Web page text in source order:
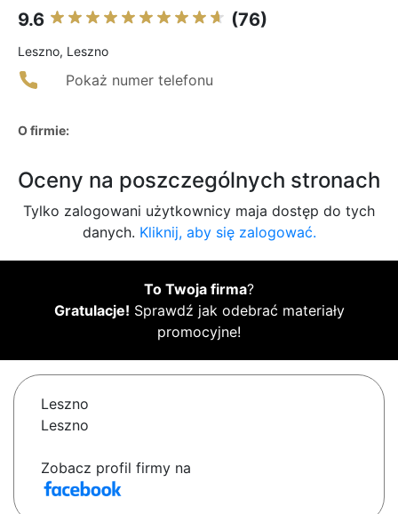
9.6 (76)
Leszno, Leszno
Pokaż numer telefonu
O firmie:
Oceny na poszczególnych stronach
Tylko zalogowani użytkownicy maja dostęp do tych
danych. Kliknij, aby się zalogować.
To Twoja firma?
Gratulacje! Sprawdź jak odebrać materiały
promocyjne!
Leszno
Leszno
Zobacz profil firmy na